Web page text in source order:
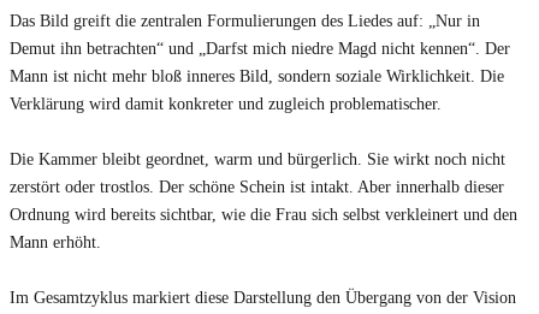
Das Bild greift die zentralen Formulierungen des Liedes auf: „Nur in
Demut ihn betrachten“ und „Darfst mich niedre Magd nicht kennen“. Der
Mann ist nicht mehr bloß inneres Bild, sondern soziale Wirklichkeit. Die
Verklärung wird damit konkreter und zugleich problematischer.
Die Kammer bleibt geordnet, warm und bürgerlich. Sie wirkt noch nicht
zerstört oder trostlos. Der schöne Schein ist intakt. Aber innerhalb dieser
Ordnung wird bereits sichtbar, wie die Frau sich selbst verkleinert und den
Mann erhöht.
Im Gesamtzyklus markiert diese Darstellung den Übergang von der Vision